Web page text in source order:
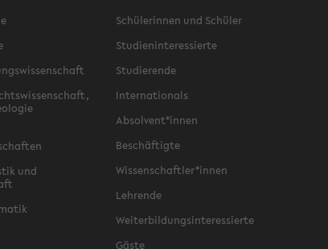
und
Schülerinnen und Schüler
Studieninteressierte
Studierende
Internationals
Absolvent*innen
Beschäftigte
Wissenschaftler*innen
Lehrende
Weiterbildungsinteressierte
Gäste